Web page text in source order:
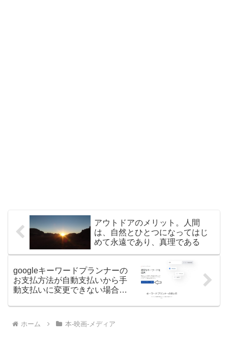
アウトドアのメリット。人間
は、自然とひとつになってはじ
めて永遠であり、真理である
googleキーワードプランナーの
お支払方法が自動支払いから手
動支払いに変更できない場合の
ホーム 本-映画-メディア